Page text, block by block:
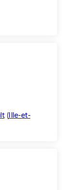
(Ille-et-